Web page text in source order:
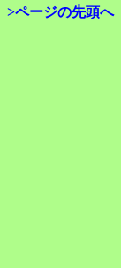
>ページの先頭へ